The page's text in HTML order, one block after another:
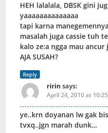
HEH lalalala, DBSK gini
yaaaaaaaaaaaaaa
tapi karna
masalah juga cassie tuh
kalo ze:a ngga mau ancur
AJA SUSAH?
Reply
ririn says:
April 24, 2010 at
ye..krn doyanan lw gak
tvxq..jgn marah dunk…